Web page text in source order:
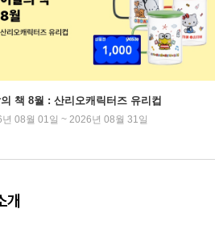
책 8월 : 산리오캐릭터즈 유리컵
08월 01일 ~ 2026년 08월 31일
개